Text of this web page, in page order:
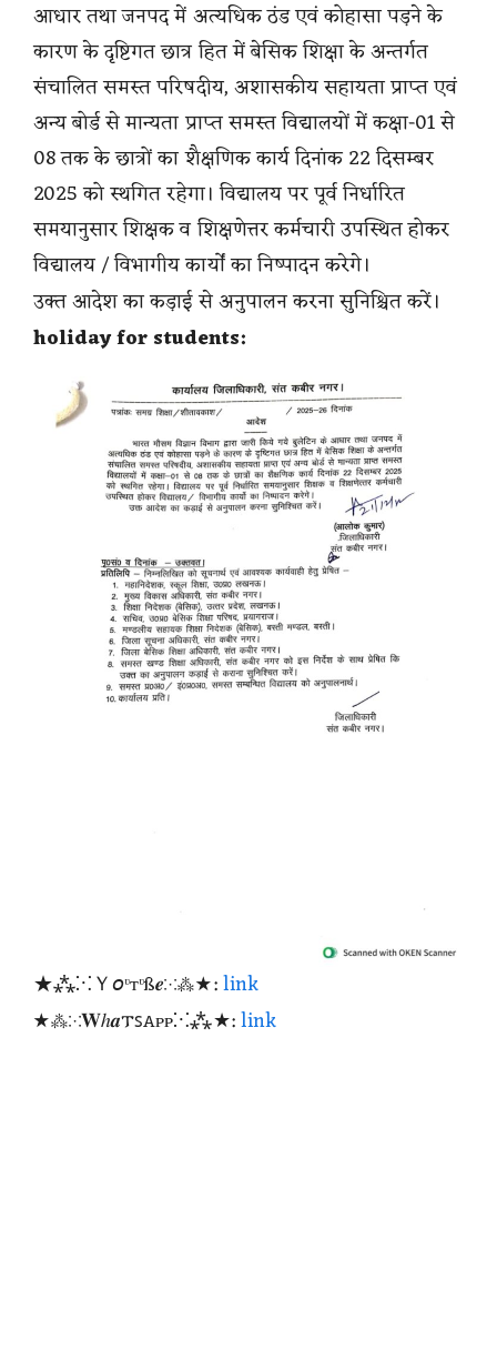
आधार तथा जनपद में अत्यधिक ठंड एवं कोहासा पड़ने के
कारण के दृष्टिगत छात्र हित में बेसिक शिक्षा के अन्तर्गत
संचालित समस्त परिषदीय, अशासकीय सहायता प्राप्त एवं
अन्य बोर्ड से मान्यता प्राप्त समस्त विद्यालयों में कक्षा-01 से
08 तक के छात्रों का शैक्षणिक कार्य दिनांक 22 दिसम्बर
2025 को स्थगित रहेगा। विद्यालय पर पूर्व निर्धारित
समयानुसार शिक्षक व शिक्षणेत्तर कर्मचारी उपस्थित होकर
विद्यालय / विभागीय कार्यों का निष्पादन करेगे।
उक्त आदेश का कड़ाई से अनुपालन करना सुनिश्चित करें।
holiday for students:
★⁂⁙Ｙ𝘰ᶹтᶹß𝒆⁙⁂★:link
★⁂⁙𝐖ℎ𝒂𐍄ꜱꭺᴩᴩ⁙⁂★:link